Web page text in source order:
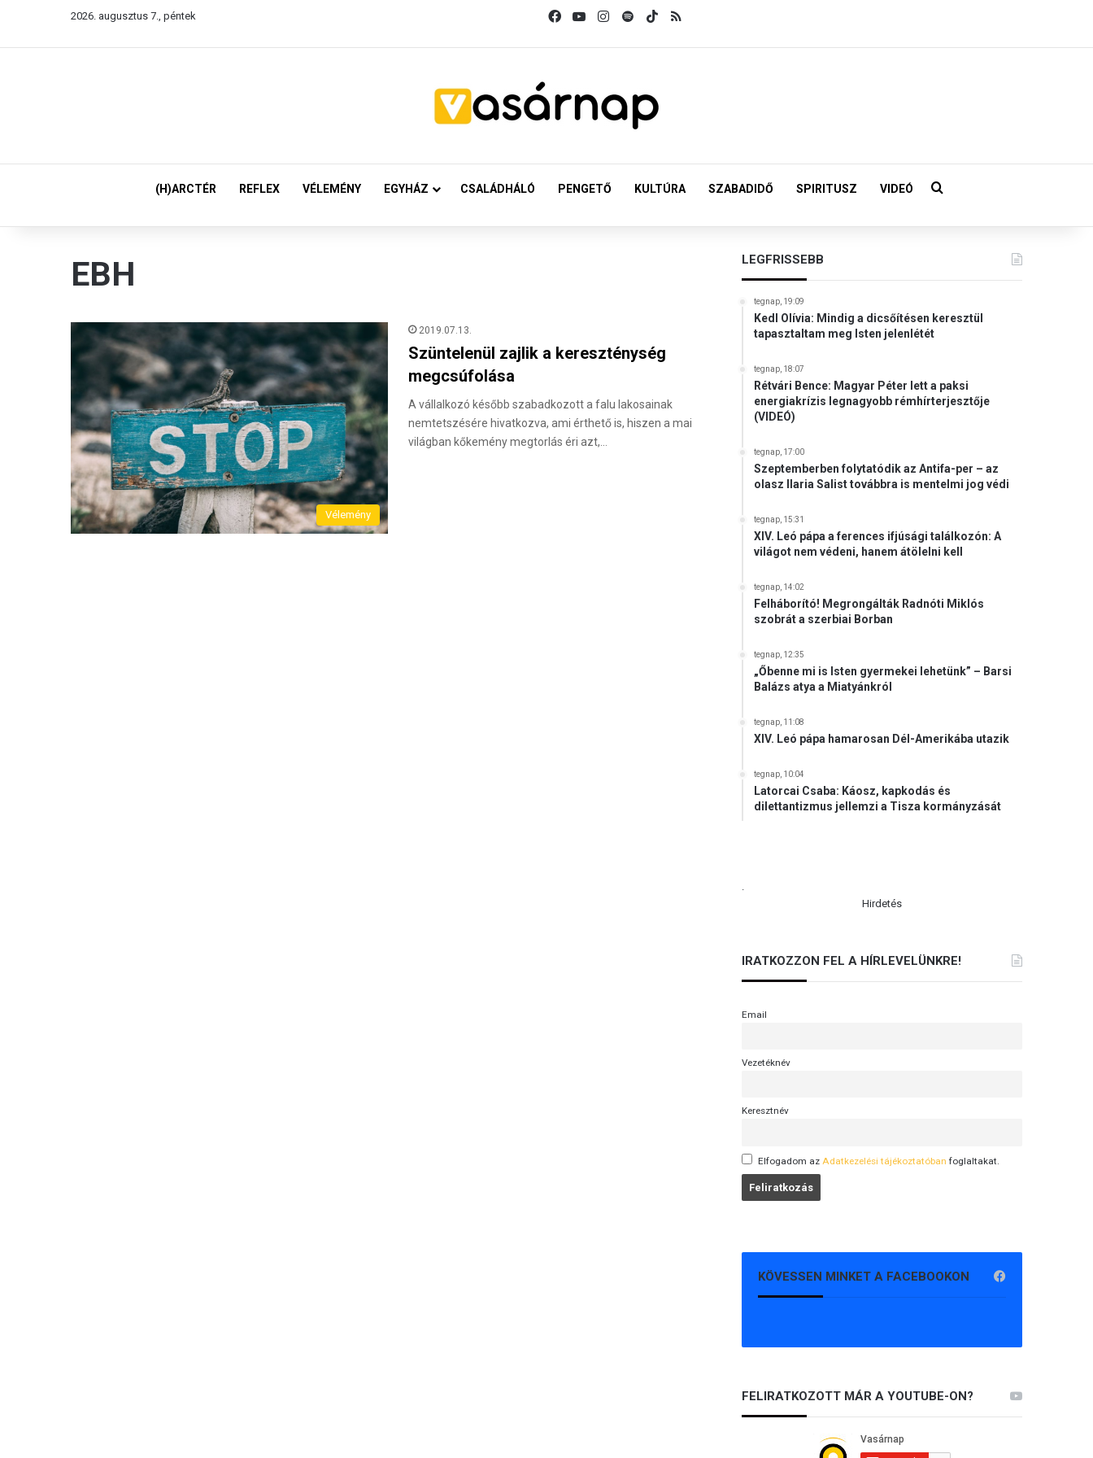
2026. augusztus 7., péntek FacebookYouTubeInstagram
SpotifyTikTok
(H)ARCTÉR REFLEX VÉLEMÉNY EGYHÁZ CSALÁDHÁLÓ PENGETŐ KULTÚRA SZABADIDŐ SPIRITUSZ VIDEÓ Keresés:
EBH
Vélemény
2019.07.13.
Szüntelenül zajlik a kereszténység
megcsúfolása
A vállalkozó később szabadkozott a falu lakosainak
nemtetszésére hivatkozva, ami érthető is, hiszen a mai
világban kőkemény megtorlás éri azt,…
LEGFRISSEBB
tegnap, 19:09
Kedl Olívia: Mindig a dicsőítésen keresztül
tapasztaltam meg Isten jelenlétét
tegnap, 18:07
Rétvári Bence: Magyar Péter lett a paksi
energiakrízis legnagyobb rémhírterjesztője
(VIDEÓ)
tegnap, 17:00
Szeptemberben folytatódik az Antifa-per – az
olasz Ilaria Salist továbbra is mentelmi jog védi
tegnap, 15:31
XIV. Leó pápa a ferences ifjúsági találkozón: A
világot nem védeni, hanem átölelni kell
tegnap, 14:02
Felháborító! Megrongálták Radnóti Miklós
szobrát a szerbiai Borban
tegnap, 12:35
„Őbenne mi is Isten gyermekei lehetünk” – Barsi
Balázs atya a Miatyánkról
tegnap, 11:08
XIV. Leó pápa hamarosan Dél-Amerikába utazik
tegnap, 10:04
Latorcai Csaba: Káosz, kapkodás és
dilettantizmus jellemzi a Tisza kormányzását
.
Hirdetés
IRATKOZZON FEL A HÍRLEVELÜNKRE!
Email
Vezetéknév
Keresztnév
Elfogadom az Adatkezelési tájékoztatóban foglaltakat.
KÖVESSEN MINKET A FACEBOOKON
FELIRATKOZOTT MÁR A YOUTUBE-ON?